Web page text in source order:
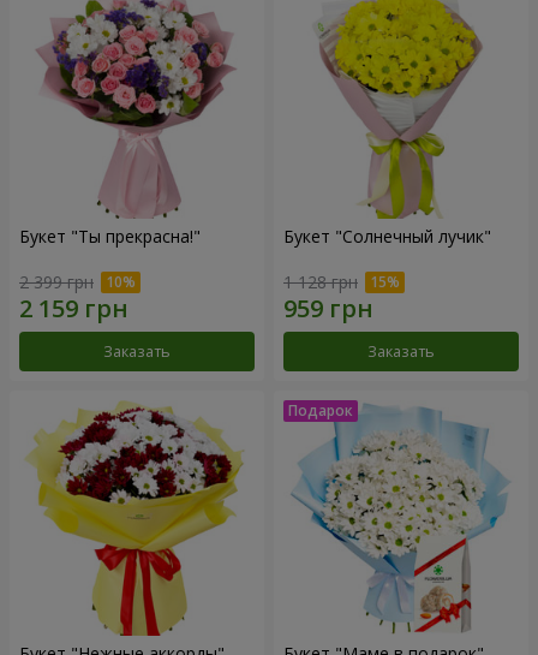
Букет "Ты прекрасна!"
2 399 грн
Заказать
Букет "Солнечный лучик"
1 128 грн
Заказать